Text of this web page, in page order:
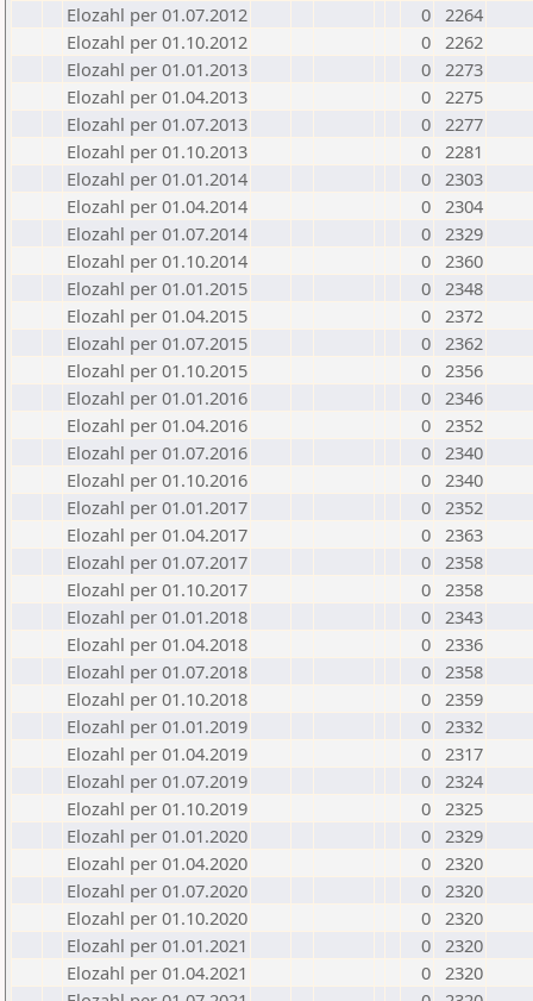
Elozahl per 01.07.2012
0 2264
Elozahl per 01.10.2012
0 2262
Elozahl per 01.01.2013
0 2273
Elozahl per 01.04.2013
0 2275
Elozahl per 01.07.2013
0 2277
Elozahl per 01.10.2013
0 2281
Elozahl per 01.01.2014
0 2303
Elozahl per 01.04.2014
0 2304
Elozahl per 01.07.2014
0 2329
Elozahl per 01.10.2014
0 2360
Elozahl per 01.01.2015
0 2348
Elozahl per 01.04.2015
0 2372
Elozahl per 01.07.2015
0 2362
Elozahl per 01.10.2015
0 2356
Elozahl per 01.01.2016
0 2346
Elozahl per 01.04.2016
0 2352
Elozahl per 01.07.2016
0 2340
Elozahl per 01.10.2016
0 2340
Elozahl per 01.01.2017
0 2352
Elozahl per 01.04.2017
0 2363
Elozahl per 01.07.2017
0 2358
Elozahl per 01.10.2017
0 2358
Elozahl per 01.01.2018
0 2343
Elozahl per 01.04.2018
0 2336
Elozahl per 01.07.2018
0 2358
Elozahl per 01.10.2018
0 2359
Elozahl per 01.01.2019
0 2332
Elozahl per 01.04.2019
0 2317
Elozahl per 01.07.2019
0 2324
Elozahl per 01.10.2019
0 2325
Elozahl per 01.01.2020
0 2329
Elozahl per 01.04.2020
0 2320
Elozahl per 01.07.2020
0 2320
Elozahl per 01.10.2020
0 2320
Elozahl per 01.01.2021
0 2320
Elozahl per 01.04.2021
0 2320